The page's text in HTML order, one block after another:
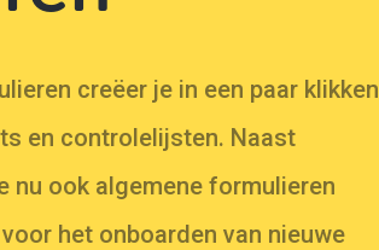
creëer je in een paar klikken
en controlelijsten. Naast
nu ook algemene formulieren
het onboarden van nieuwe